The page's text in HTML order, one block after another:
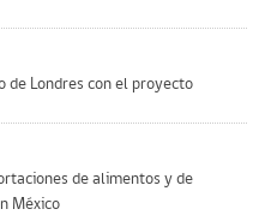
de Londres con el proyecto
de alimentos y de
México